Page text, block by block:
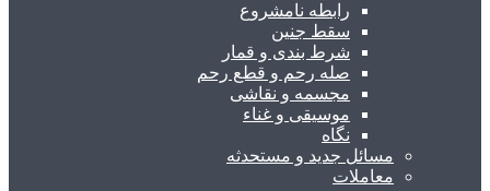
رابطه نامشروع
سقط جنین
شرط بندی و قمار
صله رحم و قطع رحم
مجسمه و نقاشی
موسیقی و غناء
نگاه
مسائل جدید و مستحدثه
معاملات